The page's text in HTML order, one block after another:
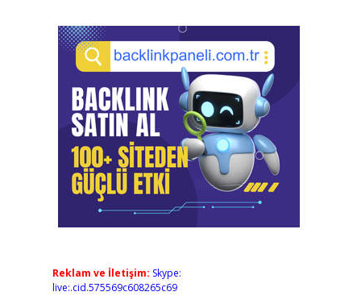
Reklam ve İletişim: Skype:
live:.cid.575569c608265c69